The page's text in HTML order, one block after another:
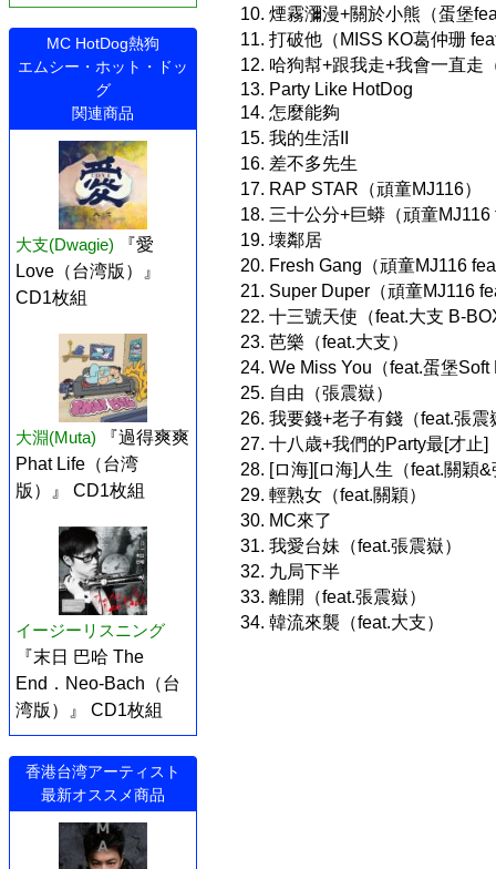
MC HotDog熱狗
エムシー・ホット・ドッ
グ
関連商品
大支(Dwagie)
『愛
Love（台湾版）』
CD1枚組
大淵(Muta)
『過得爽爽
Phat Life（台湾
版）』 CD1枚組
イージーリスニング
『末日 巴哈 The
End．Neo-Bach（台
湾版）』 CD1枚組
香港台湾アーティスト
最新オススメ商品
10. 煙霧瀰漫+關於小熊（蛋堡
11. 打破他（MISS KO葛仲珊
12. 哈狗幇+跟我走+我會一直走
13. Party Like HotDog
14. 怎麼能夠
15. 我的生活II
16. 差不多先生
17. RAP STAR（頑童MJ116）
18. 三十公分+巨蟒（頑童MJ116
19. 壊鄰居
20. Fresh Gang（頑童MJ116
21. Super Duper（頑童MJ116
22. 十三號天使（feat.大支 B-
23. 芭樂（feat.大支）
24. We Miss You（feat.蛋堡
25. 自由（張震嶽）
26. 我要錢+老子有錢（feat.張震
27. 十八歳+我們的Party最[才止]
28. [ロ海][ロ海]人生（feat.關穎
29. 輕熟女（feat.關穎）
30. MC來了
31. 我愛台妹（feat.張震嶽）
32. 九局下半
33. 離開（feat.張震嶽）
34. 韓流來襲（feat.大支）